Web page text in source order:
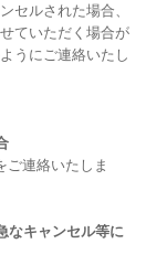
セルされた場合、
ていただく場合が
うにご連絡いたし
連絡いたしま
なキャンセル等に